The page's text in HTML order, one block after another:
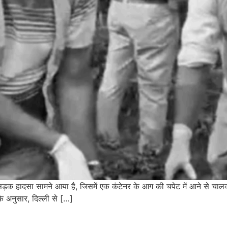
हादसा सामने आया है, जिसमें एक कंटेनर के आग की चपेट में आने से
अनुसार, दिल्ली से […]